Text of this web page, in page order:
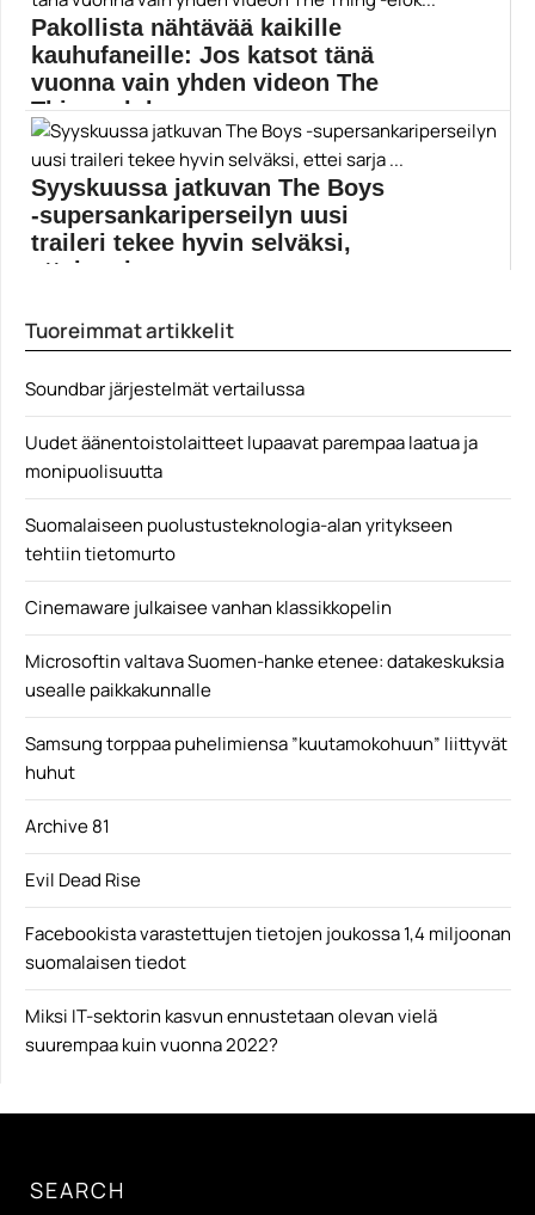
Captain Marvel
Pakollista nähtävää kaikille
kauhufaneille: Jos katsot tänä
vuonna vain yhden videon The
Thing -elok...
The Thing -remaken konseptitaiteesta on julkaistu
puolen tunnin...
Elokuvat
Syyskuussa jatkuvan The Boys
-supersankariperseilyn uusi
traileri tekee hyvin selväksi,
ettei sarja ...
Amazonin...
Tuoreimmat artikkelit
Soundbar järjestelmät vertailussa
Uudet äänentoistolaitteet lupaavat parempaa laatua ja
monipuolisuutta
Suomalaiseen puolustusteknologia-alan yritykseen
tehtiin tietomurto
Cinemaware julkaisee vanhan klassikkopelin
Microsoftin valtava Suomen-hanke etenee: datakeskuksia
usealle paikkakunnalle
Samsung torppaa puhelimiensa ”kuutamokohuun” liittyvät
huhut
Archive 81
Evil Dead Rise
Facebookista varastettujen tietojen joukossa 1,4 miljoonan
suomalaisen tiedot
Miksi IT-sektorin kasvun ennustetaan olevan vielä
suurempaa kuin vuonna 2022?
SEARCH